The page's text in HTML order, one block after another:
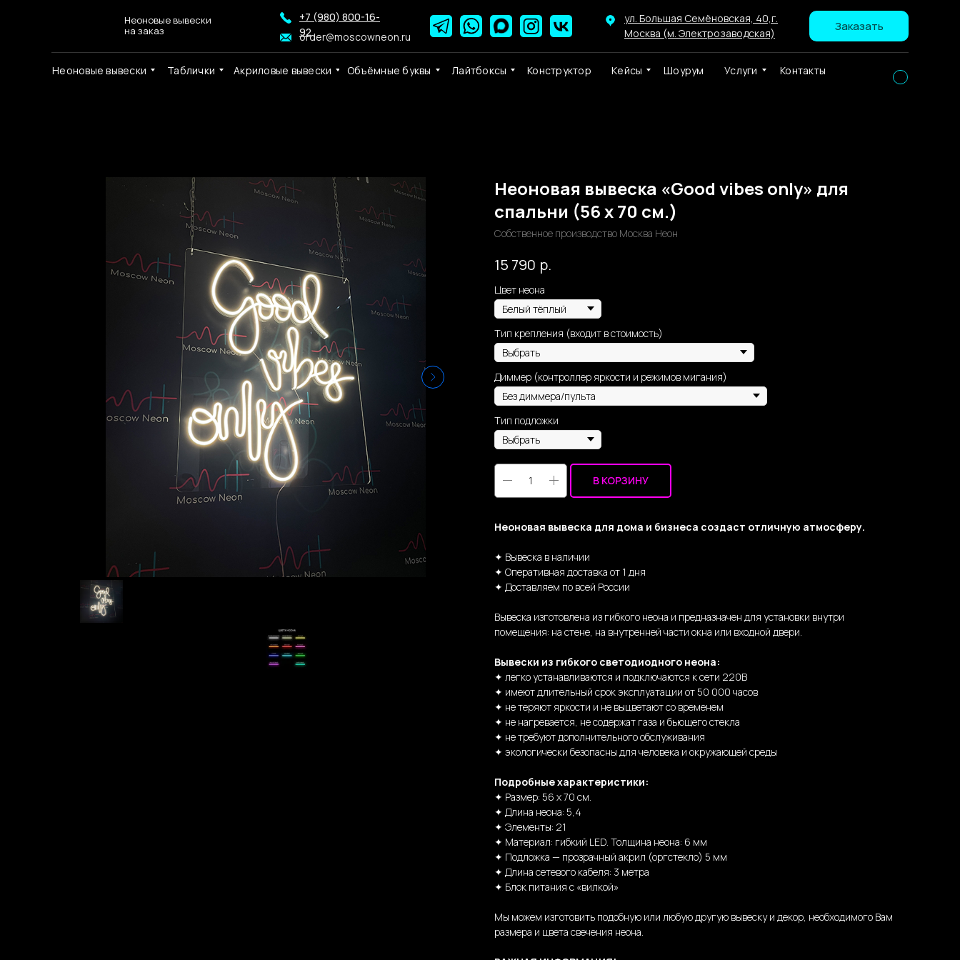
Таблички Акриловые вывески Лайтбоксы Конструктор Кейсы Услуги
Объёмные буквы
Заказать
ул. Большая Семёновская, 40,г.
Москва (м. Электрозаводская)
+7 (980) 800-16-
92
order@moscowneon.ru
Неоновые вывески
на заказ
Контакты
Неоновые вывески Шоурум
Неоновая вывеска «Good vibes only» для
спальни (56 х 70 см.)
Собственное производство Москва Неон
15 790 р.
Цвет неона
Тип крепления (входит в стоимость)
Диммер (контроллер яркости и режимов мигания)
Тип подложки
В КОРЗИНУ
Неоновая вывеска для дома и бизнеса создаст отличную атмосферу.
✦ Вывеска в наличии
✦ Оперативная доставка от 1 дня
✦ Доставляем по всей России
Вывеска изготовлена из гибкого неона и предназначен для установки внутри
помещения: на стене, на внутренней части окна или входной двери.
Вывески из гибкого светодиодного неона:
✦ легко устанавливаются и подключаются к сети 220В
✦ имеют длительный срок эксплуатации от 50 000 часов
✦ не теряют яркости и не выцветают со временем
✦ не нагревается, не содержат газа и бьющего стекла
✦ не требуют дополнительного обслуживания
✦ экологически безопасны для человека и окружающей среды
Подробные характеристики:
✦ Размер: 56 х 70 см.
✦ Длина неона: 5,4
✦ Элементы: 21
✦ Материал: гибкий LED. Толщина неона: 6 мм
✦ Подложка — прозрачный акрил (оргстекло) 5 мм
✦ Длина сетевого кабеля: 3 метра
✦ Блок питания с «вилкой»
Мы можем изготовить подобную или любую другую вывеску и декор, необходимого Вам
размера и цвета свечения неона.